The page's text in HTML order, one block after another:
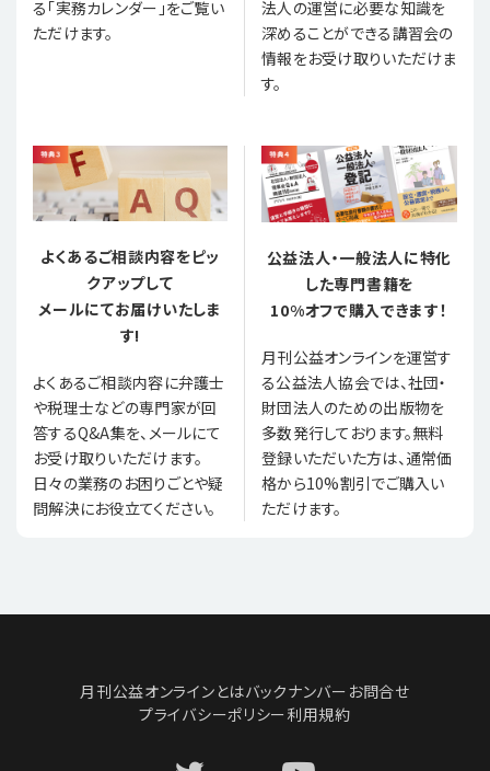
る「実務カレンダー」をご覧い
ただけます。
法人の運営に必要な知識を
深めることができる講習会の
情報をお受け取りいただけま
す。
よくあるご相談内容をピッ
クアップして
メールにてお届けいたしま
す!
よくあるご相談内容に弁護士
や税理士などの専門家が回
答するQ&A集を、メールにて
お受け取りいただけます。
日々の業務のお困りごとや疑
問解決にお役立てください。
公益法人・一般法人に特化
した専門書籍を
10%オフで購入できます！
月刊公益オンラインを運営す
る公益法人協会では、社団・
財団法人のための出版物を
多数発行しております。無料
登録いただいた方は、通常価
格から10%割引でご購入い
ただけます。
月刊公益オンラインとはバックナンバー お問合せ
プライバシーポリシー利用規約